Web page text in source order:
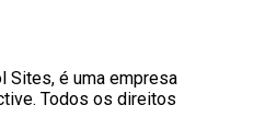
Sites, é uma empresa
Todos os direitos